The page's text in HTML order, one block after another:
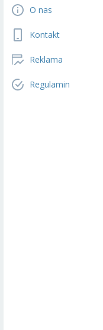
O nas
Kontakt
Reklama
Regulamin